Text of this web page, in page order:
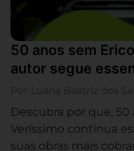
50 anos sem
autor segue
Por Luana Beatriz dos
Descubra por que,
Veríssimo continua
suas obras mais